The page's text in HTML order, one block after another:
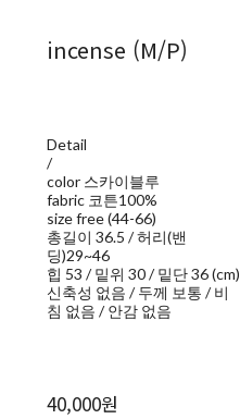
incense (M/P)
Detail
/
color 스카이블루
fabric 코튼100%
size free (44-66)
총길이 36.5 / 허리(밴
딩)29~46
힙 53 / 밑위 30 / 밑단 36 (cm)
신축성 없음 / 두께 보통 / 비
침 없음 / 안감 없음
40,000원